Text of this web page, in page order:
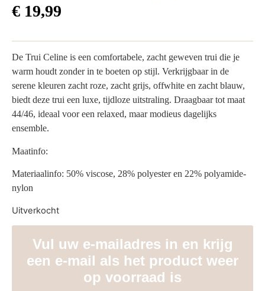
€ 19,99
De Trui Celine is een comfortabele, zacht geweven trui die je
warm houdt zonder in te boeten op stijl. Verkrijgbaar in de
serene kleuren zacht roze, zacht grijs, offwhite en zacht blauw,
biedt deze trui een luxe, tijdloze uitstraling. Draagbaar tot maat
44/46, ideaal voor een relaxed, maar modieus dagelijks
ensemble.
Maatinfo:
Materiaalinfo: 50% viscose, 28% polyester en 22% polyamide-
nylon
Uitverkocht
Vul uw e-mailadres in en krijg
een e-mail als het product weer
op voorraad is